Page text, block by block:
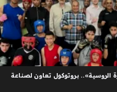
الروسية».. بروتوكول تعاون لصناعة